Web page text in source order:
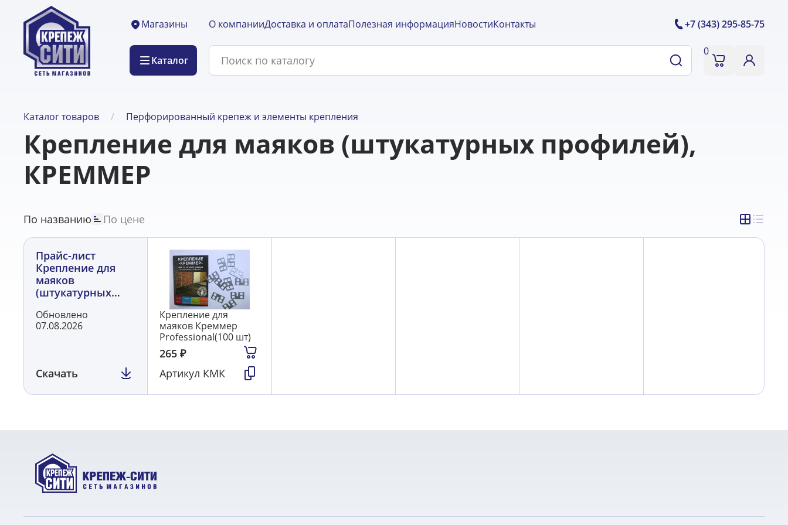
Магазины
Каталог
О компанииДоставка и оплатаПолезная информацияНовостиКонтакты +7 (343) 295-85-75
0
Каталог товаров Перфорированный крепеж и элементы крепления
Крепление для маяков (штукатурных профилей),
КРЕММЕР
По названию По цене
Прайс-лист
Крепление для
маяков
(штукатурных
КРЕММЕР
Обновлено
07.08.2026
Скачать
Крепление для
маяков Креммер
Professional(100 шт)
265₽
Артикул КМК